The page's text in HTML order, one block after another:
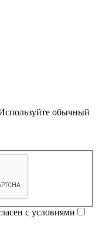
обычный
с условиями